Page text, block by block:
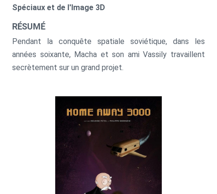
Spéciaux et de l'Image 3D
RÉSUMÉ
Pendant la conquête spatiale soviétique, dans les
années soixante, Macha et son ami Vassily travaillent
secrètement sur un grand projet.